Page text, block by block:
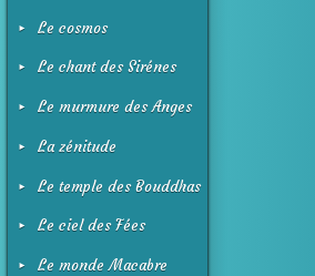
Le cosmos
Le chant des Sirénes
Le murmure des Anges
La zénitude
Le temple des Bouddhas
Le ciel des Fées
Le monde Macabre